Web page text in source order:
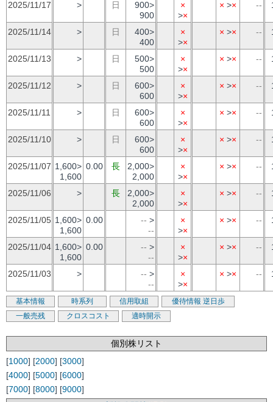
2025/11/17 > 日
900>
900
×
>×
× >× --
2025/11/14 > 日
400>
400
×
>×
× >× --
2025/11/13 > 日
500>
500
×
>×
× >× --
2025/11/12 > 日
600>
600
×
>×
× >× --
2025/11/11 > 日
600>
600
×
>×
× >× --
2025/11/10 > 日
600>
600
×
>×
× >× --
2025/11/07 1,600>
1,600
0.00 長
2,000>
2,000
×
>×
× >× --
2025/11/06 > 長
2,000>
2,000
×
>×
× >× --
2025/11/05 1,600>
1,600
0.00 -- >
--
×
>×
× >× --
2025/11/04 1,600>
1,600
0.00 -- >
--
×
>×
× >× --
2025/11/03 > -- >
--
×
>×
× >× --
基本情報 時系列 信用取組 優待情報 逆日歩
一般売残
クロスコスト 適時開示
個別株リスト
[1000] [2000] [3000]
[4000] [5000] [6000]
[7000] [8000] [9000]